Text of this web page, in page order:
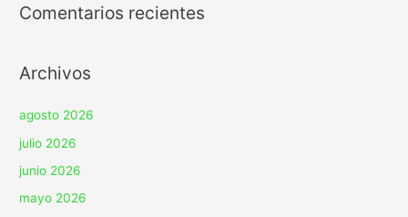
Comentarios recientes
Archivos
agosto 2026
julio 2026
junio 2026
mayo 2026